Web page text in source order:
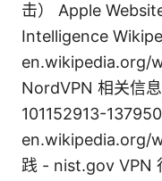
击） Apple
Intelligence
en.wikipedia.org/
NordVPN 相关信
101152913-
en.wikipedia.org/
践 - nist.gov VPN